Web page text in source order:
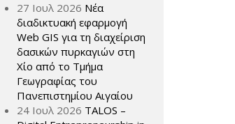
27 Ιουλ 2026 Νέα
διαδικτυακή εφαρμογή
Web GIS για τη διαχείριση
δασικών πυρκαγιών στη
Χίο από το Τμήμα
Γεωγραφίας του
Πανεπιστημίου Αιγαίου
24 Ιουλ 2026 TALOS –